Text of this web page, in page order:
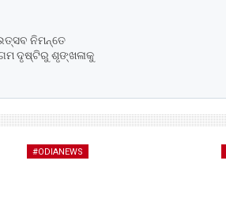
ନିମନ୍ତେ
ଦୃଷ୍ଟିରୁ ଶୃଙ୍ଖଳାକୁ
#ODIANEWS